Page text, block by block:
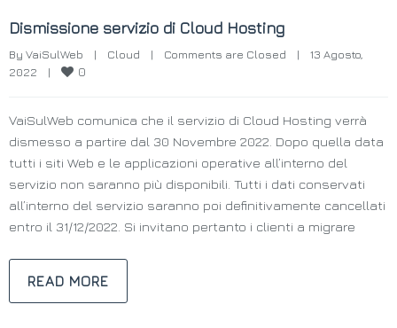
Dismissione servizio di Cloud Hosting
By VaiSulWeb | Cloud | Comments are Closed |
13 Agosto,
2022 | 0
VaiSulWeb comunica che il servizio di Cloud Hosting verrà
dismesso a partire dal 30 Novembre 2022. Dopo quella data
tutti i siti Web e le applicazioni operative all’interno del
servizio non saranno più disponibili. Tutti i dati conservati
all’interno del servizio saranno poi definitivamente cancellati
entro il 31/12/2022. Si invitano pertanto i clienti a migrare
READ MORE